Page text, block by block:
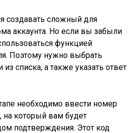
создавать сложный для
аккаунта. Но если вы забыли
функцией
Поэтому нужно выбрать
списка, а также указать ответ
необходимо ввести номер
на который вам будет
подтверждения. Этот код